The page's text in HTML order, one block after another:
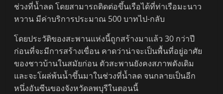
ช่วงที่น้ำลด โดยสามารถติดต่อขึ้นเรือได้ที่ท่าเรือมะนาว
หวาน มีค่าบริการประมาณ 500 บาทไป-กลับ
โดยประวัติของสะพานแห่งนี้ถูกสร้างมาแล้ว 30 กว่าปี
ก่อนที่จะมีการสร้างเขื่อน คาดว่าน่าจะเป็นพื้นที่อยู่อาศัย
ของชาวบ้านในสมัยก่อน ตัวสะพานยังคงสภาพดังเดิม
และจะโผล่พ้นน้ำขึ้นมาในช่วงที่น้ำลด จนกลายเป็นอีก
หนึ่งอันซีนของจังหวัดลพบุรีในตอนนี้